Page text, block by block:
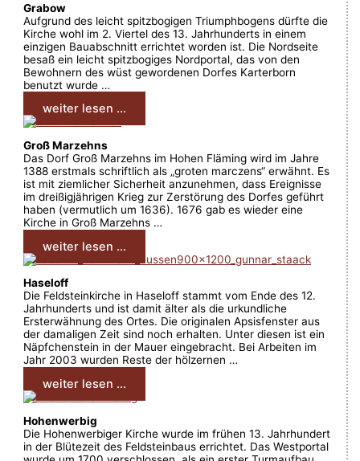
Grabow
Aufgrund des leicht spitzbogigen Triumphbogens dürfte die
Kirche wohl im 2. Viertel des 13. Jahrhunderts in einem
einzigen Bauabschnitt errichtet worden ist. Die Nordseite
besaß ein leicht spitzbogiges Nordportal, das von den
Bewohnern des wüst gewordenen Dorfes Karterborn
benutzt wurde …
weiter lesen ...
Groß Marzehns
Das Dorf Groß Marzehns im Hohen Fläming wird im Jahre
1388 erstmals schriftlich als „groten marczens“ erwähnt. Es
ist mit ziemlicher Sicherheit anzunehmen, dass Ereignisse
im dreißigjährigen Krieg zur Zerstörung des Dorfes geführt
haben (vermutlich um 1636). 1676 gab es wieder eine
Kirche in Groß Marzehns …
weiter lesen ...
Haseloff
Die Feldsteinkirche in Haseloff stammt vom Ende des 12.
Jahrhunderts und ist damit älter als die urkundliche
Ersterwähnung des Ortes. Die originalen Apsisfenster aus
der damaligen Zeit sind noch erhalten. Unter diesen ist ein
Näpfchenstein in der Mauer eingebracht. Bei Arbeiten im
Jahr 2003 wurden Reste der hölzernen …
weiter lesen ...
Hohenwerbig
Die Hohenwerbiger Kirche wurde im frühen 13. Jahrhundert
in der Blütezeit des Feldsteinbaus errichtet. Das Westportal